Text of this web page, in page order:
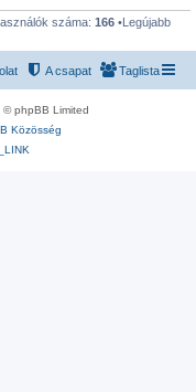
száma: 166 •Legújabb
Taglista
A csapat
© phpBB Limited
Közösség